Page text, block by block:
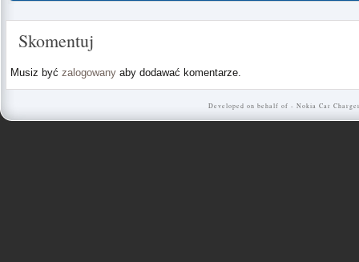
Skomentuj
Musiz być zalogowany aby dodawać komentarze.
Developed on behalf of - Nokia Car